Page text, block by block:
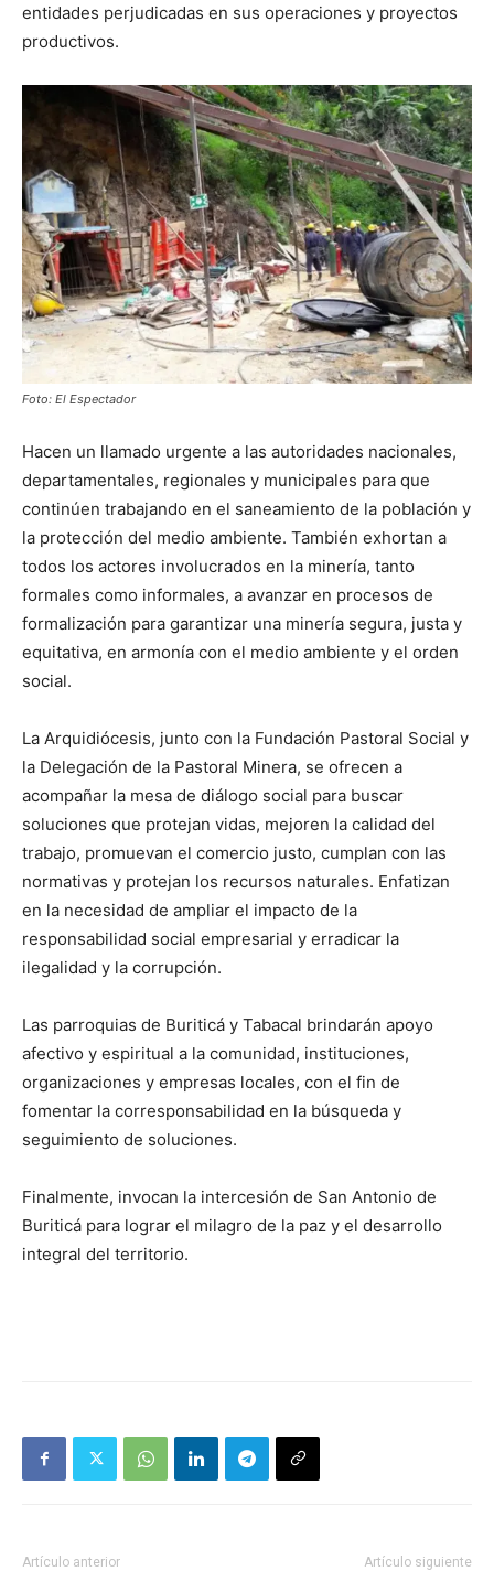
entidades perjudicadas en sus operaciones y proyectos
productivos.
Foto: El Espectador
Hacen un llamado urgente a las autoridades nacionales,
departamentales, regionales y municipales para que
continúen trabajando en el saneamiento de la población y
la protección del medio ambiente. También exhortan a
todos los actores involucrados en la minería, tanto
formales como informales, a avanzar en procesos de
formalización para garantizar una minería segura, justa y
equitativa, en armonía con el medio ambiente y el orden
social.
La Arquidiócesis, junto con la Fundación Pastoral Social y
la Delegación de la Pastoral Minera, se ofrecen a
acompañar la mesa de diálogo social para buscar
soluciones que protejan vidas, mejoren la calidad del
trabajo, promuevan el comercio justo, cumplan con las
normativas y protejan los recursos naturales. Enfatizan
en la necesidad de ampliar el impacto de la
responsabilidad social empresarial y erradicar la
ilegalidad y la corrupción.
Las parroquias de Buriticá y Tabacal brindarán apoyo
afectivo y espiritual a la comunidad, instituciones,
organizaciones y empresas locales, con el fin de
fomentar la corresponsabilidad en la búsqueda y
seguimiento de soluciones.
Finalmente, invocan la intercesión de San Antonio de
Buriticá para lograr el milagro de la paz y el desarrollo
integral del territorio.
Artículo anterior Artículo siguiente